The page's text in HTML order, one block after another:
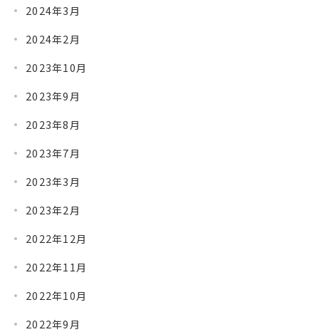
2024年3月
2024年2月
2023年10月
2023年9月
2023年8月
2023年7月
2023年3月
2023年2月
2022年12月
2022年11月
2022年10月
2022年9月